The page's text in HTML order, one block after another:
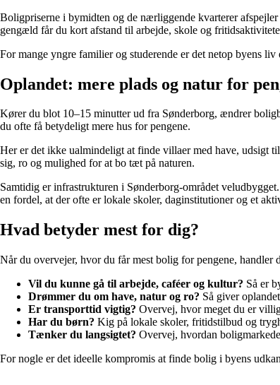
Boligpriserne i bymidten og de nærliggende kvarterer
gengæld får du kort afstand til arbejde, skole og
For mange yngre familier og studerende er det netop byens
Oplandet: mere plads og natur for
Kører du blot 10–15 minutter ud fra Sønderborg, ændrer
du ofte få betydeligt mere hus for pengene.
Her er det ikke ualmindeligt at finde villaer med have, udsigt
sig, ro og mulighed for at bo tæt på naturen.
Samtidig er infrastrukturen i Sønderborg-området
en fordel, at der ofte er lokale skoler, daginstitutioner og et
Hvad betyder mest for dig?
Når du overvejer, hvor du får mest bolig for pengene,
Vil du kunne gå til arbejde, caféer og kultur? Så er
Drømmer du om have, natur og ro? Så giver
Er transporttid vigtig? Overvej, hvor meget du er
Har du børn? Kig på lokale skoler, fritidstilbud og
Tænker du langsigtet? Overvej, hvordan
For nogle er det ideelle kompromis at finde bolig i byens